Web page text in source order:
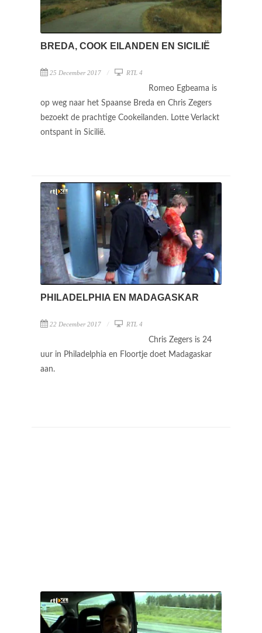
BREDA, COOK EILANDEN EN SICILIË
25 December 2017 RTL 4
Romeo Egbeama is
op weg naar het Spaanse Breda en Chris Zegers
bezoekt de prachtige Cookeilanden. Lotte Verlackt
ontspant in Sicilië.
PHILADELPHIA EN MADAGASKAR
22 December 2017 RTL 4
Chris Zegers is 24
uur in Philadelphia en Floortje doet Madagaskar
aan.